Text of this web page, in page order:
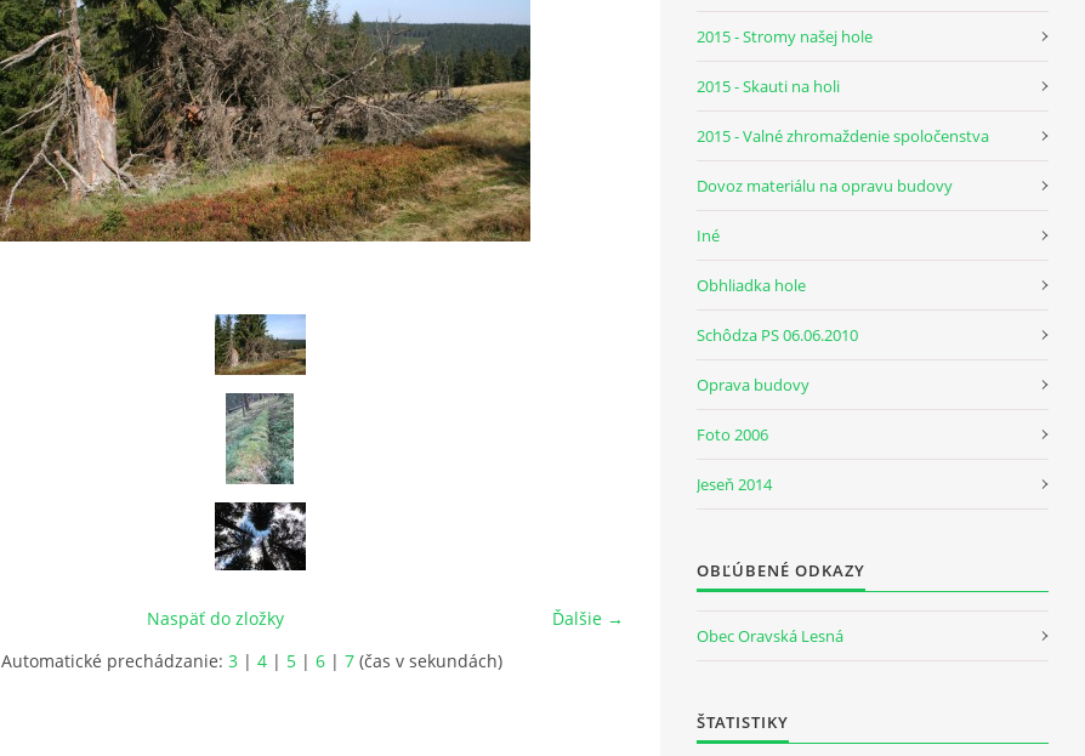
Ďalšie →
Naspäť do zložky
Automatické prechádzanie: 3| 4| 5| 6| 7(čas v sekundách)
2015 - Stromy našej hole
2015 - Skauti na holi
2015 - Valné zhromaždenie spoločenstva
Dovoz materiálu na opravu budovy
Iné
Obhliadka hole
Schôdza PS 06.06.2010
Oprava budovy
Foto 2006
Jeseň 2014
OBĽÚBENÉ ODKAZY
Obec Oravská Lesná
ŠTATISTIKY